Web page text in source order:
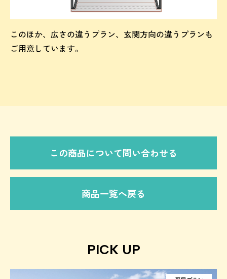
このほか、広さの違うプラン、玄関方向の違うプランも
ご用意しています。
この商品について問い合わせる
商品一覧へ戻る
PICK UP